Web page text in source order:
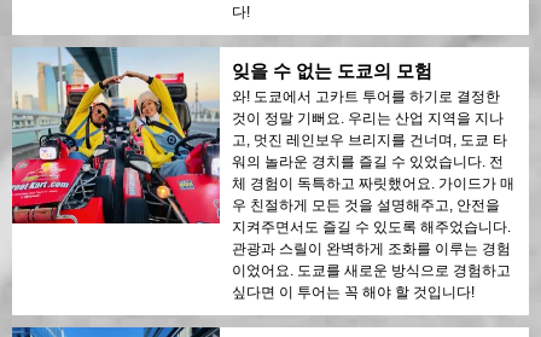
다!
잊을 수 없는 도쿄의 모험
와! 도쿄에서 고카트 투어를 하기로 결정한
것이 정말 기뻐요. 우리는 산업 지역을 지나
고, 멋진 레인보우 브리지를 건너며, 도쿄 타
워의 놀라운 경치를 즐길 수 있었습니다. 전
체 경험이 독특하고 짜릿했어요. 가이드가 매
우 친절하게 모든 것을 설명해주고, 안전을
지켜주면서도 즐길 수 있도록 해주었습니다.
관광과 스릴이 완벽하게 조화를 이루는 경험
이었어요. 도쿄를 새로운 방식으로 경험하고
싶다면 이 투어는 꼭 해야 할 것입니다!